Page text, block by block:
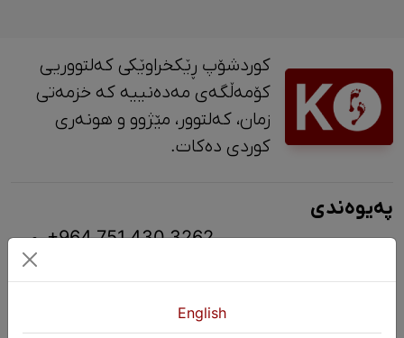
کوردشۆپ ڕێکخراوێکی کەلتووریی
کۆمەڵگەی مەدەنییە کە خزمەتی
زمان، کەلتوور، مێژوو و ‎هونەری
کوردی دەکات.
پەیوەندی
+964 751 430 3262
English